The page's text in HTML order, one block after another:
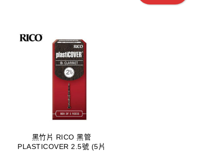
黑竹片 RICO 黑管
PLASTICOVER 2.5號 (5片